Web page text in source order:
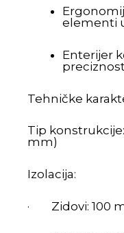
elementi
Enterijer
Tehničke
Tip
mm)
Izolacija:
· Zidovi: 100